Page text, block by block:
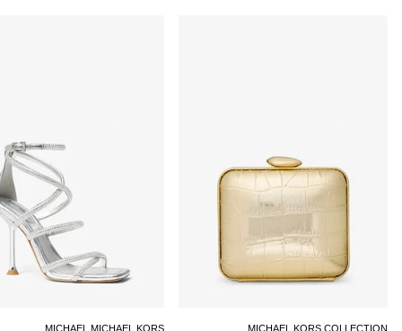
MICHAEL MICHAEL KORS MICHAEL KORS COLLECTION